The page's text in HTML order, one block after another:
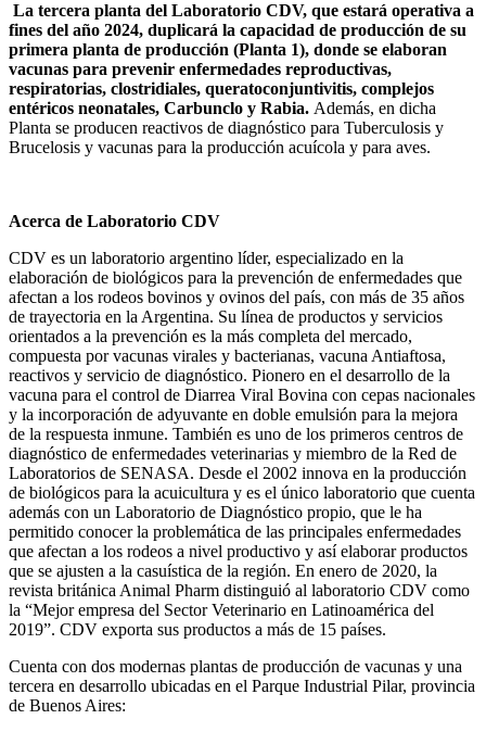
La tercera planta del Laboratorio CDV, que estará operativa a
fines del año 2024, duplicará la capacidad de producción de su
primera planta de producción (Planta 1), donde se elaboran
vacunas para prevenir enfermedades reproductivas,
respiratorias, clostridiales, queratoconjuntivitis, complejos
entéricos neonatales, Carbunclo y Rabia. Además, en dicha
Planta se producen reactivos de diagnóstico para Tuberculosis y
Brucelosis y vacunas para la producción acuícola y para aves.
Acerca de Laboratorio CDV
CDV es un laboratorio argentino líder, especializado en la
elaboración de biológicos para la prevención de enfermedades que
afectan a los rodeos bovinos y ovinos del país, con más de 35 años
de trayectoria en la Argentina. Su línea de productos y servicios
orientados a la prevención es la más completa del mercado,
compuesta por vacunas virales y bacterianas, vacuna Antiaftosa,
reactivos y servicio de diagnóstico. Pionero en el desarrollo de la
vacuna para el control de Diarrea Viral Bovina con cepas nacionales
y la incorporación de adyuvante en doble emulsión para la mejora
de la respuesta inmune. También es uno de los primeros centros de
diagnóstico de enfermedades veterinarias y miembro de la Red de
Laboratorios de SENASA. Desde el 2002 innova en la producción
de biológicos para la acuicultura y es el único laboratorio que cuenta
además con un Laboratorio de Diagnóstico propio, que le ha
permitido conocer la problemática de las principales enfermedades
que afectan a los rodeos a nivel productivo y así elaborar productos
que se ajusten a la casuística de la región. En enero de 2020, la
revista británica Animal Pharm distinguió al laboratorio CDV como
la “Mejor empresa del Sector Veterinario en Latinoamérica del
2019”. CDV exporta sus productos a más de 15 países.
Cuenta con dos modernas plantas de producción de vacunas y una
tercera en desarrollo ubicadas en el Parque Industrial Pilar, provincia
de Buenos Aires: